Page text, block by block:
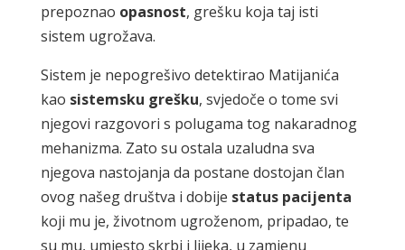
prepoznao opasnost, grešku koja taj isti
sistem ugrožava.
Sistem je nepogrešivo detektirao Matijanića
kao sistemsku grešku, svjedoče o tome svi
njegovi razgovori s polugama tog nakaradnog
mehanizma. Zato su ostala uzaludna sva
njegova nastojanja da postane dostojan član
ovog našeg društva i dobije status pacijenta
koji mu je, životnom ugroženom, pripadao, te
su mu, umjesto skrbi i lijeka, u zamjenu